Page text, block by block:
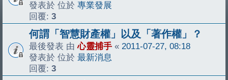
發表於 位於 專業發展
回覆: 3
何謂「智慧財產權」以及「著作權」？
最後發表 由心靈捕手 « 2011-07-27, 08:18
發表於 位於 最新消息
回覆: 3